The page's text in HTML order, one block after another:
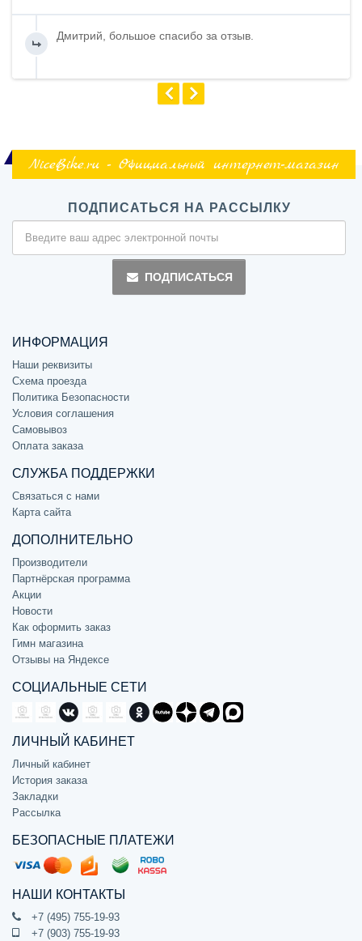
Дмитрий, большое спасибо за отзыв.
NiceBike.ru - Официальный интернет-магазин
ПОДПИСАТЬСЯ НА РАССЫЛКУ
ПОДПИСАТЬСЯ
ИНФОРМАЦИЯ
Наши реквизиты
Схема проезда
Политика Безопасности
Условия соглашения
Самовывоз
Оплата заказа
СЛУЖБА ПОДДЕРЖКИ
Связаться с нами
Карта сайта
ДОПОЛНИТЕЛЬНО
Производители
Партнёрская программа
Акции
Новости
Как оформить заказ
Гимн магазина
Отзывы на Яндексе
СОЦИАЛЬНЫЕ СЕТИ
ЛИЧНЫЙ КАБИНЕТ
Личный кабинет
История заказа
Закладки
Рассылка
БЕЗОПАСНЫЕ ПЛАТЕЖИ
НАШИ КОНТАКТЫ
+7 (495) 755-19-93
+7 (903) 755-19-93